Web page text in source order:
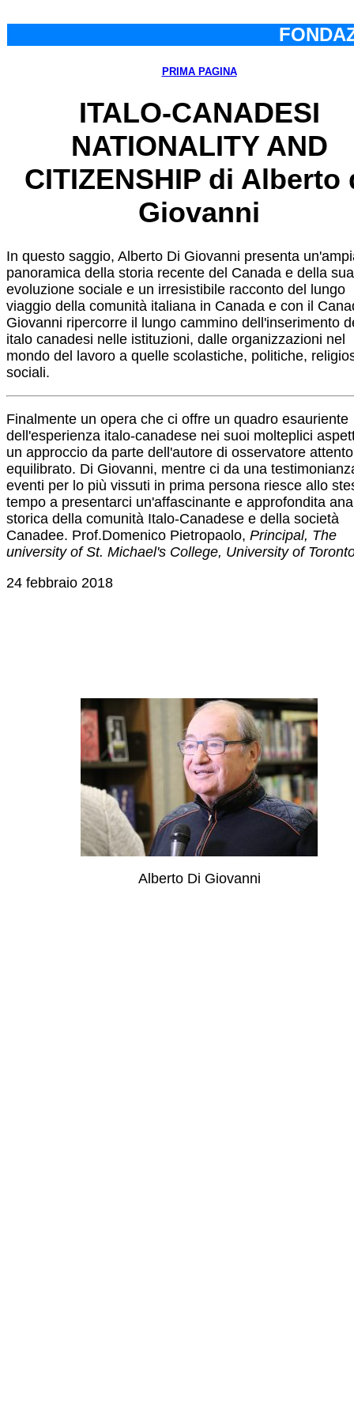
PRIMA PAGINA
ITALO-CANADESI
NATIONALITY AND
CITIZENSHIP di Alberto
Giovanni
In questo saggio, Alberto Di Giovanni presenta
panoramica della storia recente del Canada e della sua
evoluzione sociale e un irresistibile racconto del lungo
viaggio della comunità italiana in Canada e con il
Giovanni ripercorre il lungo cammino dell'inserimento
italo canadesi nelle istituzioni, dalle organizzazioni nel
mondo del lavoro a quelle scolastiche, politiche,
sociali.
Finalmente un opera che ci offre un quadro esauriente
dell'esperienza italo-canadese nei suoi molteplici
un approccio da parte dell'autore di osservatore
equilibrato. Di Giovanni, mentre ci da una
eventi per lo più vissuti in prima persona riesce allo
tempo a presentarci un'affascinante e approfondita
storica della comunità Italo-Canadese e della società
Canadee. Prof.Domenico Pietropaolo, Principal, The
university of St. Michael's College, University of
24 febbraio 2018
Alberto Di Giovanni